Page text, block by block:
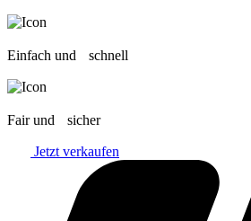
Einfach und schnell
Fair und sicher
Jetzt verkaufen